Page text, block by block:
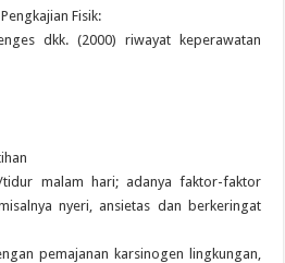
Fisik:
dkk. (2000) riwayat keperawatan
malam hari; adanya faktor-faktor
nyeri, ansietas dan berkeringat
pemajanan karsinogen lingkungan,